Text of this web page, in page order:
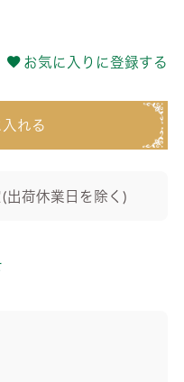
お気に入りに登録する
れる
出荷休業日を除く)